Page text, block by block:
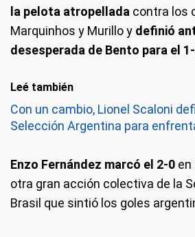
la pelota atropellada contra los
Marquinhos y Murillo y definió
desesperada de Bento para el
Leé también
Con un cambio, Lionel Scaloni
Selección Argentina para
Enzo Fernández marcó el 2-0 en
otra gran acción colectiva de la
Brasil que sintió los goles